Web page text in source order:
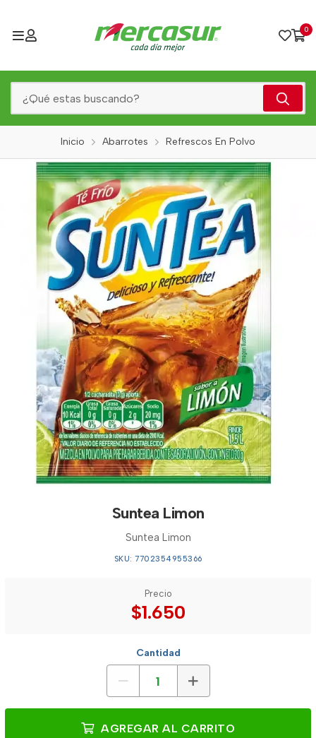
0
Inicio Abarrotes Refrescos En Polvo
Suntea Limon
Suntea Limon
SKU: 7702354955366
Precio
$1.650
Cantidad
AGREGAR AL CARRITO